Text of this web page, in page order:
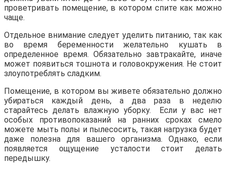
проветривать помещение, в котором спите как можно
чаще.
Отдельное внимание следует уделить питанию, так как
во время беременности желательно кушать в
определенное время. Обязательно завтракайте, иначе
может появиться тошнота и головокружения. Не стоит
злоупотреблять сладким.
Помещение, в котором вы живете обязательно должно
убираться каждый день, а два раза в неделю
старайтесь делать влажную уборку. Если у вас нет
особых противопоказаний на ранних сроках смело
можете мыть полы и пылесосить, такая нагрузка будет
даже полезна для вашего организма. Однако, если
появляется ощущение усталости стоит делать
передышку.